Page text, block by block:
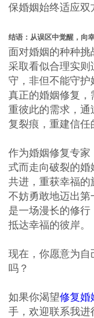
保婚姻始终适应双
结语：从误区中觉醒，向
面对婚姻的种种挑
采取看似合理实
守，非但不能守护
真正的婚姻修复
重彼此的需求，
复裂痕，重建信任
作为婚姻修复专
式而走向破裂的
共进，重获幸福的
不妨勇敢地迈出
是一场漫长的修
抵达幸福的彼岸。
现在，你愿意为
吗？
如果你渴望修复婚
手，欢迎联系我